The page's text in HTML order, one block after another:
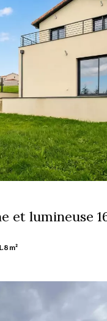
et lumineuse
m²